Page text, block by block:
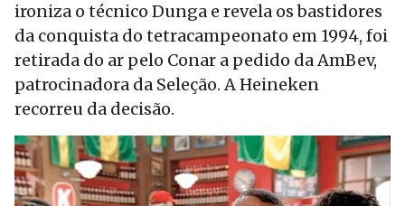
ironiza o técnico Dunga e revela os bastidores
da conquista do tetracampeonato em 1994, foi
retirada do ar pelo Conar a pedido da AmBev,
patrocinadora da Seleção. A Heineken
recorreu da decisão.